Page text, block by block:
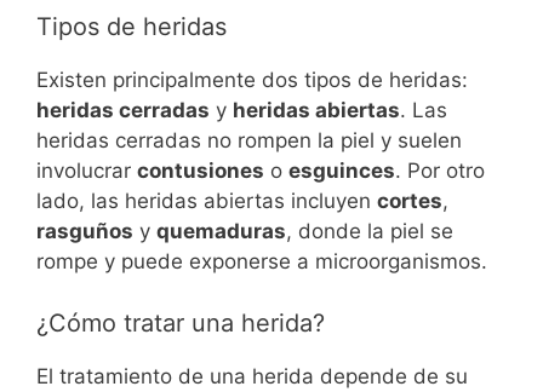
Tipos de heridas
Existen principalmente dos tipos de heridas:
heridas cerradas y heridas abiertas. Las
heridas cerradas no rompen la piel y suelen
involucrar contusiones o esguinces. Por otro
lado, las heridas abiertas incluyen cortes,
rasguños y quemaduras, donde la piel se
rompe y puede exponerse a microorganismos.
¿Cómo tratar una herida?
El tratamiento de una herida depende de su